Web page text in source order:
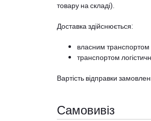
товару на складі).
Доставка здійснюється:
власним транспортом
транспортом
Вартість відправки
Самовивіз